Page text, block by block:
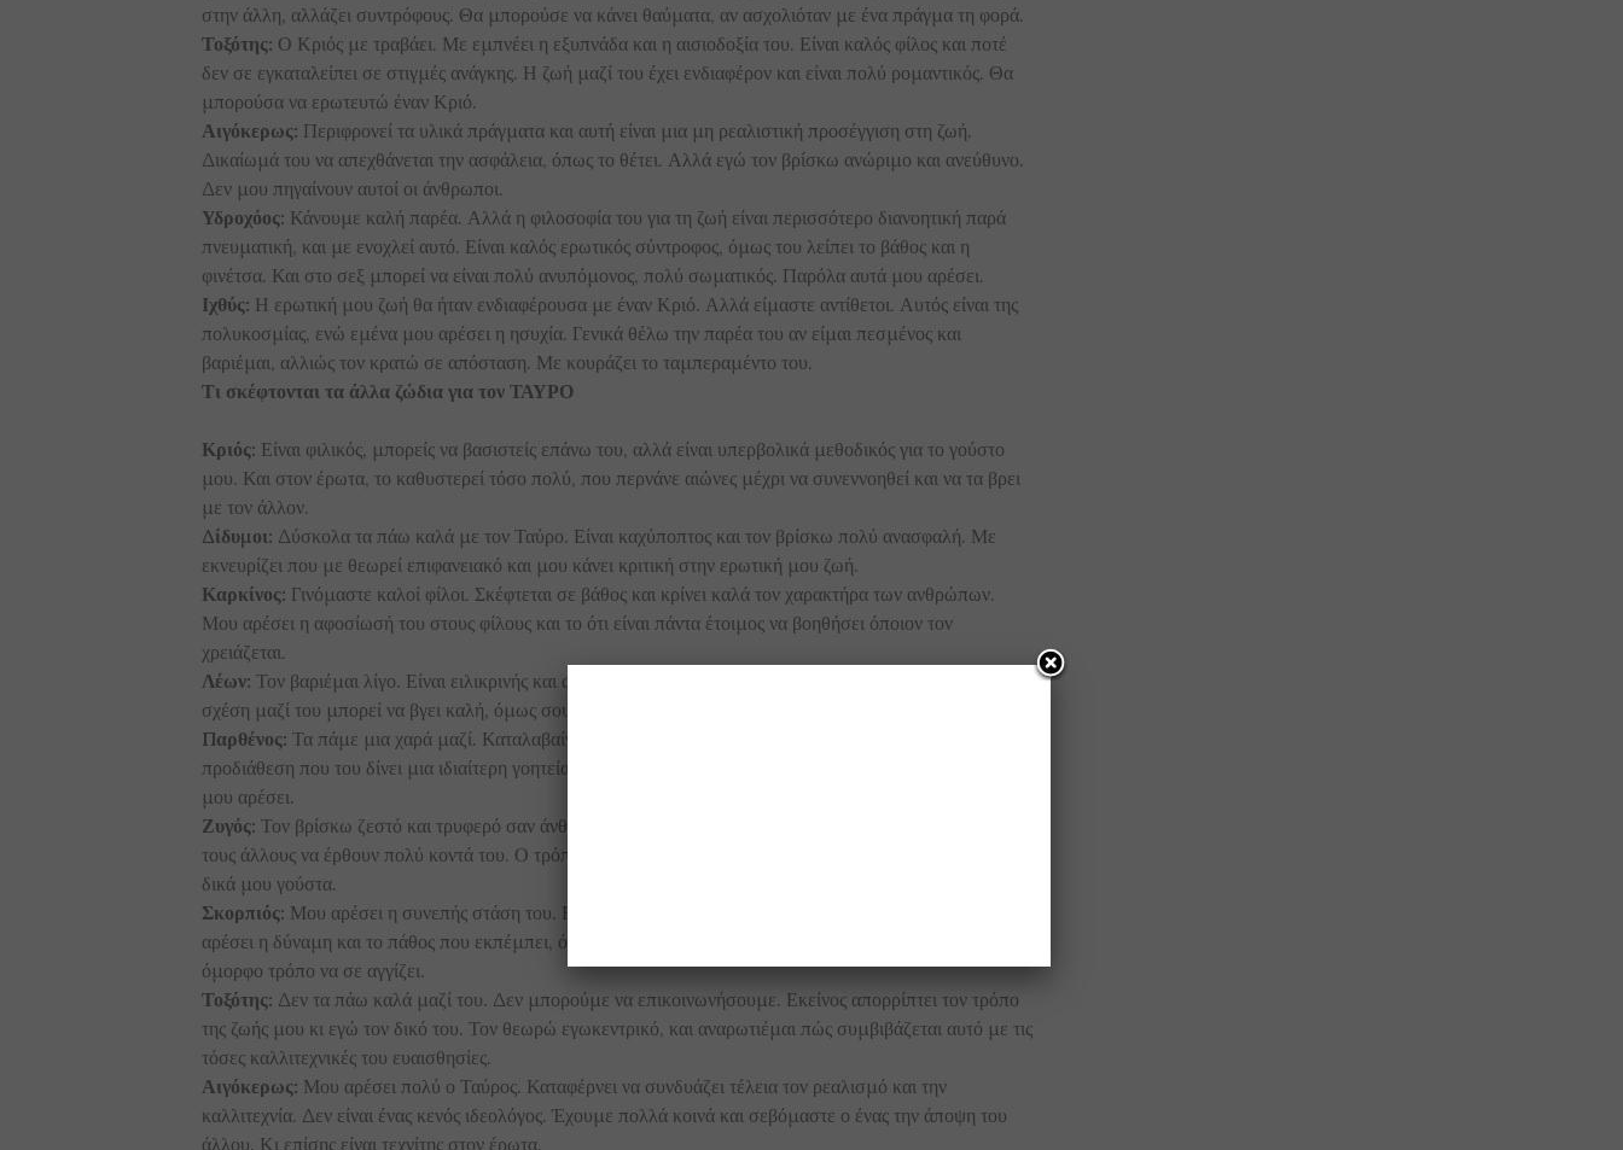
στην άλλη, αλλάζει συντρόφους. Θα μπορούσε να κάνει θαύματα, αν ασχολιόταν με ένα πράγμα τη φορά.
Τοξότης: Ο Κριός με τραβάει. Με εμπνέει η εξυπνάδα και η αισιοδοξία του. Είναι καλός φίλος και ποτέ
δεν σε εγκαταλείπει σε στιγμές ανάγκης. Η ζωή μαζί του έχει ενδιαφέρον και είναι πολύ ρομαντικός. Θα
μπορούσα να ερωτευτώ έναν Κριό.
Αιγόκερως: Περιφρονεί τα υλικά πράγματα και αυτή είναι μια μη ρεαλιστική προσέγγιση στη ζωή.
Δικαίωμά του να απεχθάνεται την ασφάλεια, όπως το θέτει. Αλλά εγώ τον βρίσκω ανώριμο και ανεύθυνο.
Δεν μου πηγαίνουν αυτοί οι άνθρωποι.
Υδροχόος: Κάνουμε καλή παρέα. Αλλά η φιλοσοφία του για τη ζωή είναι περισσότερο διανοητική παρά
πνευματική, και με ενοχλεί αυτό. Είναι καλός ερωτικός σύντροφος, όμως του λείπει το βάθος και η
φινέτσα. Και στο σεξ μπορεί να είναι πολύ ανυπόμονος, πολύ σωματικός. Παρόλα αυτά μου αρέσει.
Ιχθύς: Η ερωτική μου ζωή θα ήταν ενδιαφέρουσα με έναν Κριό. Αλλά είμαστε αντίθετοι. Αυτός είναι της
πολυκοσμίας, ενώ εμένα μου αρέσει η ησυχία. Γενικά θέλω την παρέα του αν είμαι πεσμένος και
βαριέμαι, αλλιώς τον κρατώ σε απόσταση. Με κουράζει το ταμπεραμέντο του.
Τι σκέφτονται τα άλλα ζώδια για τον ΤΑΥΡΟ
Κριός: Είναι φιλικός, μπορείς να βασιστείς επάνω του, αλλά είναι υπερβολικά μεθοδικός για το γούστο
μου. Και στον έρωτα, το καθυστερεί τόσο πολύ, που περνάνε αιώνες μέχρι να συνεννοηθεί και να τα βρει
με τον άλλον.
Δίδυμοι: Δύσκολα τα πάω καλά με τον Ταύρο. Είναι καχύποπτος και τον βρίσκω πολύ ανασφαλή. Με
εκνευρίζει που με θεωρεί επιφανειακό και μου κάνει κριτική στην ερωτική μου ζωή.
Καρκίνος: Γινόμαστε καλοί φίλοι. Σκέφτεται σε βάθος και κρίνει καλά τον χαρακτήρα των ανθρώπων.
Μου αρέσει η αφοσίωσή του στους φίλους και το ότι είναι πάντα έτοιμος να βοηθήσει όποιον τον
χρειάζεται.
Λέων: Τον βαριέμαι λίγο. Είναι ειλικρινής και αφοσιωμένος, αλλά πολύ άμεσος και απλοϊκός. Η ερωτική
σχέση μαζί του μπορεί να βγει καλή, όμως σου παίρνει πολύ χρόνο να τον φέρεις στα νερά σου.
Παρθένος: Τα πάμε μια χαρά μαζί. Καταλαβαίνει την άποψή μου για τη ζωή. Έχει μια καλλιτεχνική
προδιάθεση που του δίνει μια ιδιαίτερη γοητεία. Και ζει καλόγουστα αλλά χωρίς υπερβολές. Πραγματικά
μου αρέσει.
Ζυγός: Τον βρίσκω ζεστό και τρυφερό σαν άνθρωπο. Παρόλα αυτά έχω την αίσθηση ότι δεν με αφήνει
τους άλλους να έρθουν πολύ κοντά του. Ο τρόπος της ζωής του έχει υπερβολικά αργούς ρυθμούς για τα
δικά μου γούστα.
Σκορπιός: Μου αρέσει η συνεπής στάση του. Είναι καλός στον έρωτα και με ελκύει σεξουαλικά. Μου
αρέσει η δύναμη και το πάθος που εκπέμπει, όπως και η αγάπη του για τα ωραία πράγματα. Έχει έναν
όμορφο τρόπο να σε αγγίζει.
Τοξότης: Δεν τα πάω καλά μαζί του. Δεν μπορούμε να επικοινωνήσουμε. Εκείνος απορρίπτει τον τρόπο
της ζωής μου κι εγώ τον δικό του. Τον θεωρώ εγωκεντρικό, και αναρωτιέμαι πώς συμβιβάζεται αυτό με τις
τόσες καλλιτεχνικές του ευαισθησίες.
Αιγόκερως: Μου αρέσει πολύ ο Ταύρος. Καταφέρνει να συνδυάζει τέλεια τον ρεαλισμό και την
καλλιτεχνία. Δεν είναι ένας κενός ιδεολόγος. Έχουμε πολλά κοινά και σεβόμαστε ο ένας την άποψη του
άλλου. Κι επίσης είναι τεχνίτης στον έρωτα.